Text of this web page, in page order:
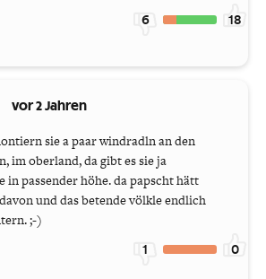
6 18
vor 2 Jahren
sie a paar windradln an den
im oberland, da gibt es sie ja
in passender höhe. da papscht hätt
und das betende völkle endlich
;-)
1 0